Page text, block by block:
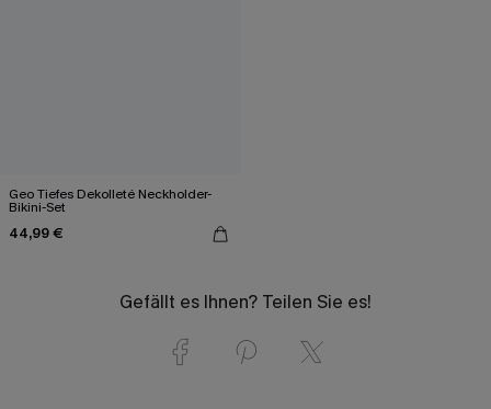
Geo Tiefes Dekolleté Neckholder-
Bikini-Set
44,99 €
Gefällt es Ihnen? Teilen Sie es!